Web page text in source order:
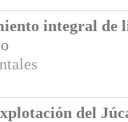
integral de
del